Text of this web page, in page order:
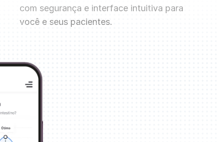
com segurança e interface intuitiva para
você e seus pacientes.